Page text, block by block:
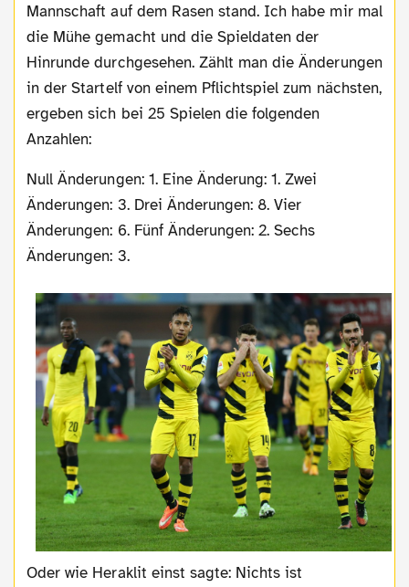
Mannschaft auf dem Rasen stand. Ich habe mir mal
die Mühe gemacht und die Spieldaten der
Hinrunde durchgesehen. Zählt man die Änderungen
in der Startelf von einem Pflichtspiel zum nächsten,
ergeben sich bei 25 Spielen die folgenden
Anzahlen:
Null Änderungen: 1. Eine Änderung: 1. Zwei
Änderungen: 3. Drei Änderungen: 8. Vier
Änderungen: 6. Fünf Änderungen: 2. Sechs
Änderungen: 3.
Oder wie Heraklit einst sagte: Nichts ist